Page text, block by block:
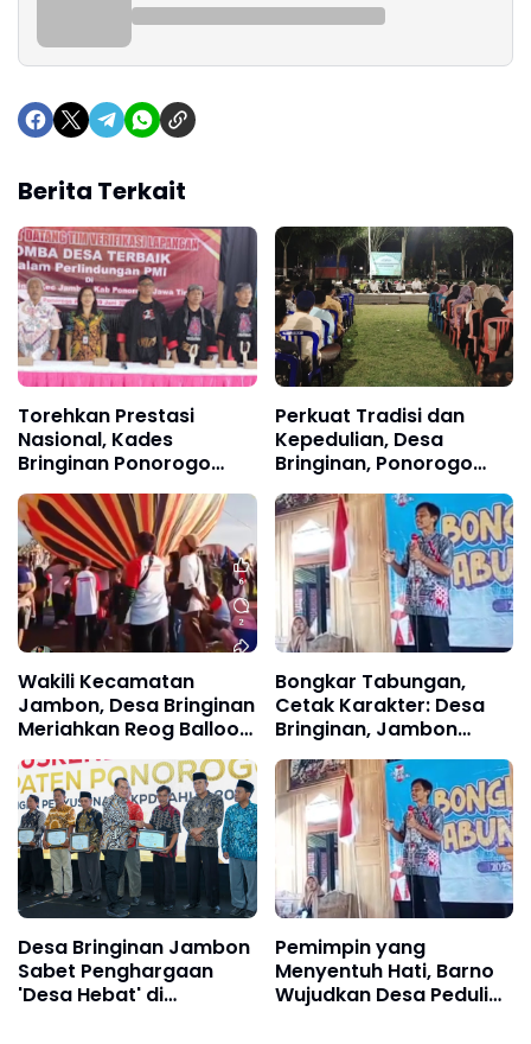
Berita Terkait
Torehkan Prestasi
Nasional, Kades
Bringinan Ponorogo
Barno Bertolak ke
Boyolali Terima
Penghargaan di Puncak
Hari Desa Nasional 2026
Perkuat Tradisi dan
Kepedulian, Desa
Bringinan, Ponorogo
Gelar Istighosah Suro
dan Santunan Anak
Yatim
Wakili Kecamatan
Jambon, Desa Bringinan
Meriahkan Reog Balloon
Carnival 2026 di Sirkuit
Jurang Gandul
Bongkar Tabungan,
Cetak Karakter: Desa
Bringinan, Jambon
Kampanyekan Hidup
Hemat Anak
Desa Bringinan Jambon
Sabet Penghargaan
'Desa Hebat' di
Pemimpin yang
Menyentuh Hati, Barno
Wujudkan Desa Peduli